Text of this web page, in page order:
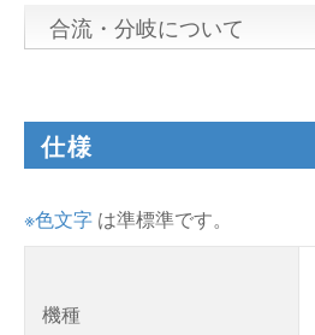
合流・分岐について
仕様
※色文字 は準標準です。
機種